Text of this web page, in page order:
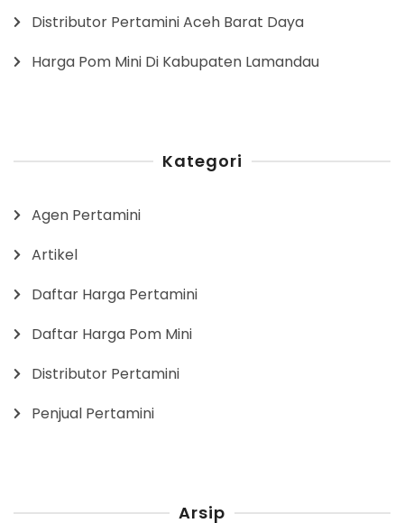
Distributor Pertamini Aceh Barat Daya
Harga Pom Mini Di Kabupaten Lamandau
Kategori
Agen Pertamini
Artikel
Daftar Harga Pertamini
Daftar Harga Pom Mini
Distributor Pertamini
Penjual Pertamini
Arsip